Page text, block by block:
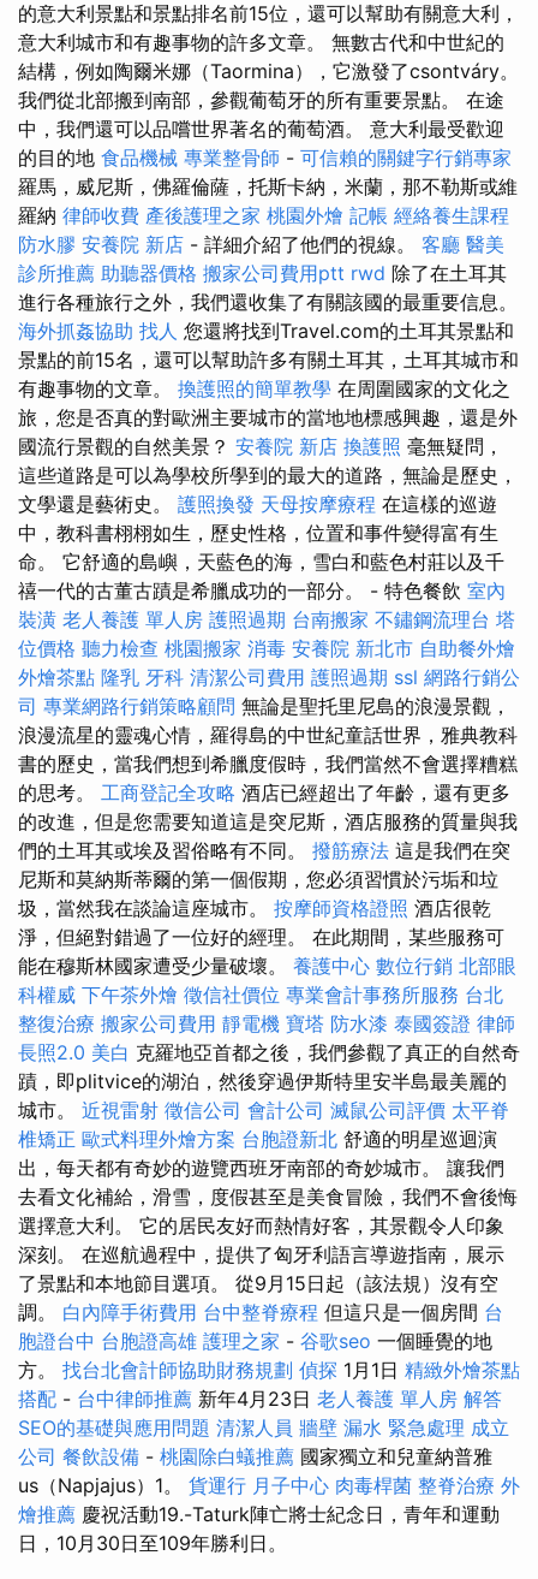
的意大利景點和景點排名前15位，還可以幫助有關意大利，
意大利城市和有趣事物的許多文章。 無數古代和中世紀的
結構，例如陶爾米娜（Taormina），它激發了csontváry。
我們從北部搬到南部，參觀葡萄牙的所有重要景點。 在途
中，我們還可以品嚐世界著名的葡萄酒。 意大利最受歡迎
的目的地 食品機械 專業整骨師 - 可信賴的關鍵字行銷專家
羅馬，威尼斯，佛羅倫薩，托斯卡納，米蘭，那不勒斯或維
羅納 律師收費 產後護理之家 桃園外燴 記帳 經絡養生課程
防水膠 安養院 新店 - 詳細介紹了他們的視線。 客廳 醫美
診所推薦 助聽器價格 搬家公司費用ptt rwd 除了在土耳其
進行各種旅行之外，我們還收集了有關該國的最重要信息。
海外抓姦協助 找人 您還將找到Travel.com的土耳其景點和
景點的前15名，還可以幫助許多有關土耳其，土耳其城市和
有趣事物的文章。 換護照的簡單教學 在周圍國家的文化之
旅，您是否真的對歐洲主要城市的當地地標感興趣，還是外
國流行景觀的自然美景？ 安養院 新店 換護照 毫無疑問，
這些道路是可以為學校所學到的最大的道路，無論是歷史，
文學還是藝術史。 護照換發 天母按摩療程 在這樣的巡遊
中，教科書栩栩如生，歷史性格，位置和事件變得富有生
命。 它舒適的島嶼，天藍色的海，雪白和藍色村莊以及千
禧一代的古董古蹟是希臘成功的一部分。 - 特色餐飲 室內
裝潢 老人養護 單人房 護照過期 台南搬家 不鏽鋼流理台 塔
位價格 聽力檢查 桃園搬家 消毒 安養院 新北市 自助餐外燴
外燴茶點 隆乳 牙科 清潔公司費用 護照過期 ssl 網路行銷公
司 專業網路行銷策略顧問 無論是聖托里尼島的浪漫景觀，
浪漫流星的靈魂心情，羅得島的中世紀童話世界，雅典教科
書的歷史，當我們想到希臘度假時，我們當然不會選擇糟糕
的思考。 工商登記全攻略 酒店已經超出了年齡，還有更多
的改進，但是您需要知道這是突尼斯，酒店服務的質量與我
們的土耳其或埃及習俗略有不同。 撥筋療法 這是我們在突
尼斯和莫納斯蒂爾的第一個假期，您必須習慣於污垢和垃
圾，當然我在談論這座城市。 按摩師資格證照 酒店很乾
淨，但絕對錯過了一位好的經理。 在此期間，某些服務可
能在穆斯林國家遭受少量破壞。 養護中心 數位行銷 北部眼
科權威 下午茶外燴 徵信社價位 專業會計事務所服務 台北
整復治療 搬家公司費用 靜電機 寶塔 防水漆 泰國簽證 律師
長照2.0 美白 克羅地亞首都之後，我們參觀了真正的自然奇
蹟，即plitvice的湖泊，然後穿過伊斯特里安半島最美麗的
城市。 近視雷射 徵信公司 會計公司 滅鼠公司評價 太平脊
椎矯正 歐式料理外燴方案 台胞證新北 舒適的明星巡迴演
出，每天都有奇妙的遊覽西班牙南部的奇妙城市。 讓我們
去看文化補給，滑雪，度假甚至是美食冒險，我們不會後悔
選擇意大利。 它的居民友好而熱情好客，其景觀令人印象
深刻。 在巡航過程中，提供了匈牙利語言導遊指南，展示
了景點和本地節目選項。 從9月15日起（該法規）沒有空
調。 白內障手術費用 台中整脊療程 但這只是一個房間 台
胞證台中 台胞證高雄 護理之家 - 谷歌seo 一個睡覺的地
方。 找台北會計師協助財務規劃 偵探 1月1日 精緻外燴茶點
搭配 - 台中律師推薦 新年4月23日 老人養護 單人房 解答
SEO的基礎與應用問題 清潔人員 牆壁 漏水 緊急處理 成立
公司 餐飲設備 - 桃園除白蟻推薦 國家獨立和兒童納普雅
us（Napjajus）1。 貨運行 月子中心 肉毒桿菌 整脊治療 外
燴推薦 慶祝活動19.-Taturk陣亡將士紀念日，青年和運動
日，10月30日至109年勝利日。